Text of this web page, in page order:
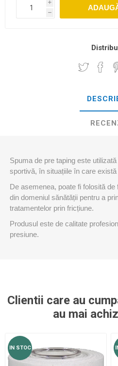
i
h
Spuma de pre taping este
sportivă, în situațiile în care
De asemenea, poate fi folosită
din domeniul sănătății pentru a
tratamentelor prin fricțiune.
Produsul este de calitate
presiune.
Clientii care au
au mai
IN STOC